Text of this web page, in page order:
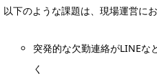
以下のような課題は、現場運営に
突発的な欠勤連絡がLINEな
く